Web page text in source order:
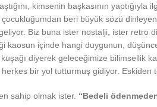
kimsenin başkasının
beri büyük sözü
Biz buna ister nostalji, ister retro
kaosun içinde hangi duygunun,
diyerek geleceğimize bilimsellik
bir yol tutturmuş gidiyor.
sahip olmak ister. “Bedeli